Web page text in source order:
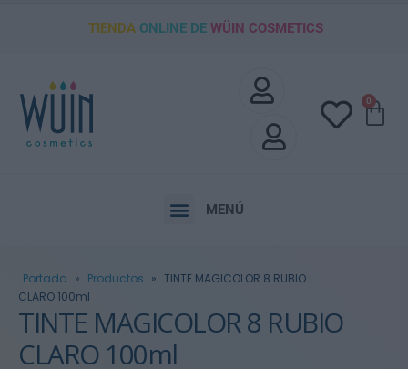
TIENDAONLINE DE WÜIN COSMETICS
0
MENÚ
Portada » Productos » TINTE MAGICOLOR 8 RUBIO
CLARO 100ml
TINTE MAGICOLOR 8 RUBIO
CLARO 100ml